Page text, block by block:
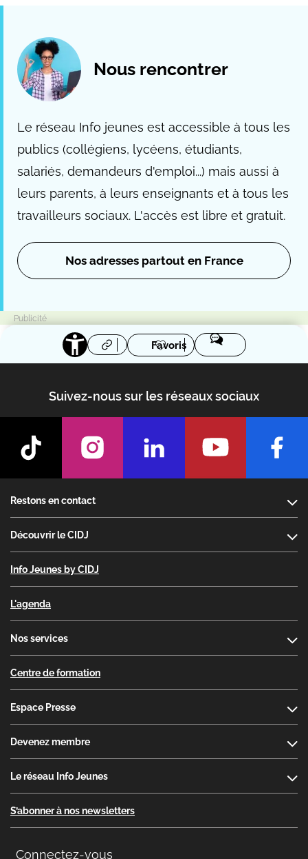
Nous rencontrer
Le réseau Info jeunes est accessible à tous les
publics (collégiens, lycéens, étudiants,
salariés, demandeurs d'emploi...) mais aussi à
leurs parents, à leurs enseignants et à tous les
travailleurs sociaux. L'accès est libre et gratuit.
Nos adresses partout en France
Favoris
Suivez-nous sur les réseaux sociaux
Restons en contact
Découvrir le CIDJ
Info Jeunes by CIDJ
L'agenda
Nos services
Centre de formation
Espace Presse
Devenez membre
Le réseau Info Jeunes
S’abonner à nos newsletters
Connectez-vous